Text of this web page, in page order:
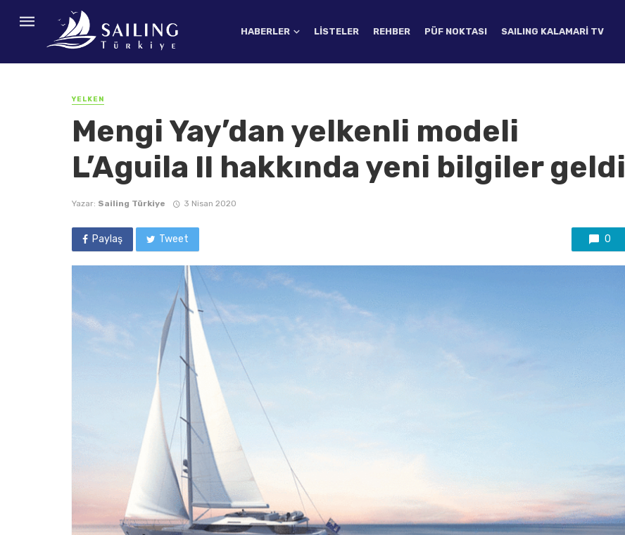
HABERLER LISTELER REHBER PÜF NOKTASI SAILING KALAMARI TV
YELKEN
Mengi Yay’dan yelkenli modeli
L’Aguila II hakkında yeni bilgiler geldi
Yazar: Sailing Türkiye 3 Nisan 2020
Paylaş Tweet 0